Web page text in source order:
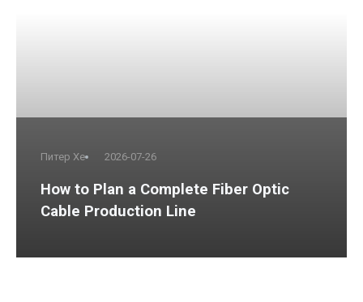
Питер Хе 2026-07-26
How to Plan a Complete Fiber Optic
Cable Production Line